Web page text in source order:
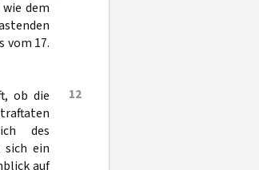
dem
vom 17.
12
ob die
des
ein
auf